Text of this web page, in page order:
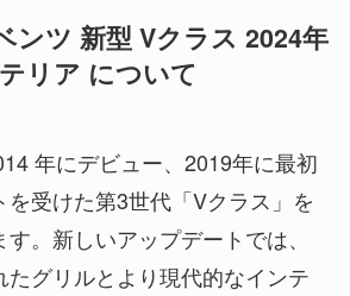
ンツ 新型 Vクラス 2024年
リア について
年にデビュー、2019年に最初
受けた第3世代「Vクラス」を
。新しいアップデートでは、
たグリルとより現代的なインテ